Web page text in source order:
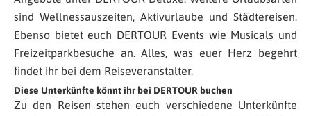
sind Wellnessauszeiten, Aktivurlaube und Städtereisen.
Ebenso bietet euch DERTOUR Events wie Musicals und
Freizeitparkbesuche an. Alles, was euer Herz begehrt
findet ihr bei dem Reiseveranstalter.
Diese Unterkünfte könnt ihr bei DERTOUR buchen
Zu den Reisen stehen euch verschiedene Unterkünfte